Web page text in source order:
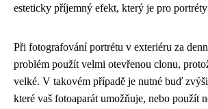
esteticky příjemný efekt, který je pro
Při fotografování portrétu v exteriéru za
problém použít velmi otevřenou clonu,
velké. V takovém případě je nutné buď
které vaš fotoaparát umožňuje, nebo použít